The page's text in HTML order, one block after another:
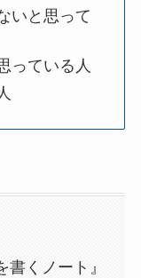
いと思って
っている人
書くノート』